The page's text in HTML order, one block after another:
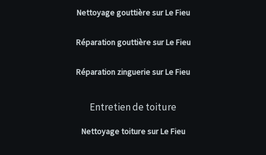
Nettoyage gouttière sur Le Fieu
Réparation gouttière sur Le Fieu
Réparation zinguerie sur Le Fieu
Entretien de toiture
Nettoyage toiture sur Le Fieu